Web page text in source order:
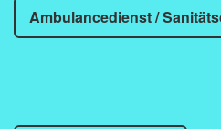
Ambulancedienst /